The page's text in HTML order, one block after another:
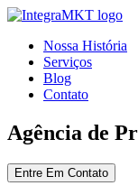
Nossa História
Serviços
Blog
Contato
Agência de
Entre Em Contato